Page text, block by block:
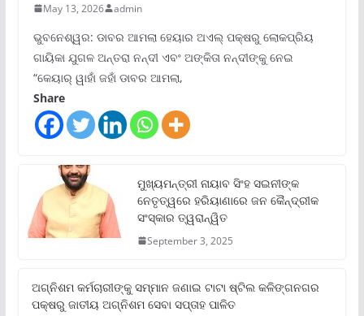
May 13, 2026 admin
ଭୁବନେଶ୍ୱର: ଡାବର ଆମଲା ହେୟାର ଅଏଲ୍ ପକ୍ଷରୁ ଲୋକପ୍ରିୟ
ଗାୟିକା ଯୁଗଳ ଅନ୍ତରା ନନ୍ଦୀ ଏବଂ ଅଙ୍କିତା ନନ୍ଦୀଙ୍କୁ ନେଇ
“କେୟାର୍ ୱାହାଁ ଜହାଁ ଡାବର ଆମଲା,
Share
ମୁଖ୍ୟମନ୍ତ୍ରୀ ନାୟାବ ସିଂହ ସଇନୀଙ୍କ
ନେତୃତ୍ୱରେ ହରିୟାଣାରେ ଜନ କୈନ୍ଦ୍ରୀକ
ସଂସ୍କାର ତ୍ୱରାନ୍ୱିତ
September 3, 2025
ଅଗ୍ନିଶମ କର୍ମଚାରୀଙ୍କୁ ସମ୍ମାନ ଜଣାଇ ଟାଟା ଷ୍ଟିଲ କଳିଙ୍ଗନଗର
ପକ୍ଷରୁ ଜାତୀୟ ଅଗ୍ନିଶମ ସେବା ସପ୍ତାହ ପାଳିତ